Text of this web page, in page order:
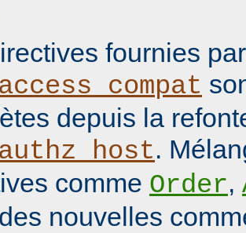
fournies
depuis la
.
comme Order,
nouvelles